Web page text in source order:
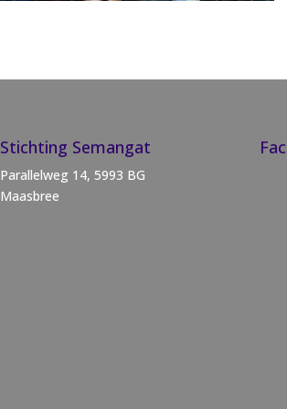
Stichting Semangat
Parallelweg 14, 5993 BG
Maasbree